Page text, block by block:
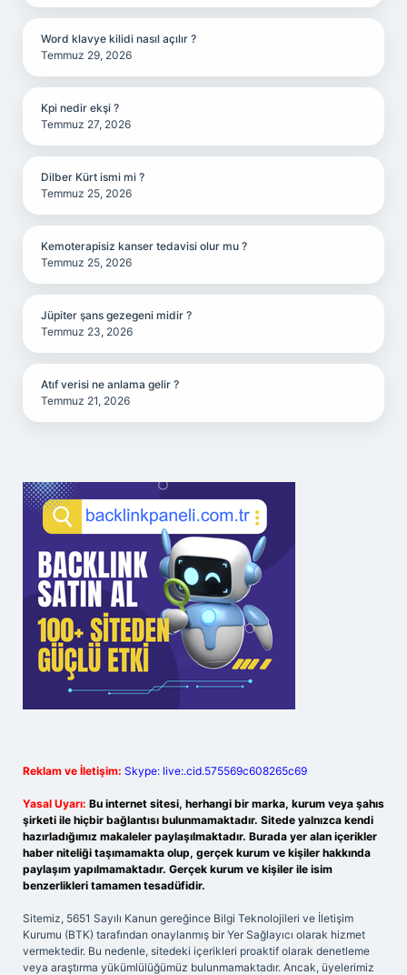
Word klavye kilidi nasıl açılır ?
Temmuz 29, 2026
Kpi nedir ekşi ?
Temmuz 27, 2026
Dilber Kürt ismi mi ?
Temmuz 25, 2026
Kemoterapisiz kanser tedavisi olur mu ?
Temmuz 25, 2026
Jüpiter şans gezegeni midir ?
Temmuz 23, 2026
Atıf verisi ne anlama gelir ?
Temmuz 21, 2026
Reklam ve İletişim: Skype: live:.cid.575569c608265c69
Yasal Uyarı: Bu internet sitesi, herhangi bir marka, kurum veya şahıs
şirketi ile hiçbir bağlantısı bulunmamaktadır. Sitede yalnızca kendi
hazırladığımız makaleler paylaşılmaktadır. Burada yer alan içerikler
haber niteliği taşımamakta olup, gerçek kurum ve kişiler hakkında
paylaşım yapılmamaktadır. Gerçek kurum ve kişiler ile isim
benzerlikleri tamamen tesadüfidir.
Sitemiz, 5651 Sayılı Kanun gereğince Bilgi Teknolojileri ve İletişim
Kurumu (BTK) tarafından onaylanmış bir Yer Sağlayıcı olarak hizmet
vermektedir. Bu nedenle, sitedeki içerikleri proaktif olarak denetleme
veya araştırma yükümlülüğümüz bulunmamaktadır. Ancak, üyelerimiz